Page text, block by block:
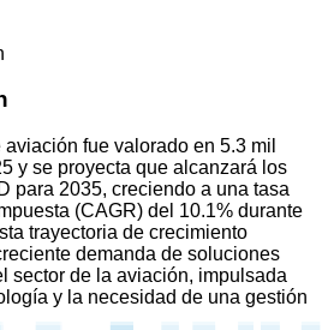
fue valorado en 5.3 mil
y se proyecta que alcanzará los
para 2035, creciendo a una tasa
(CAGR) del 10.1% durante
trayectoria de crecimiento
demanda de soluciones
sector de la aviación, impulsada
y la necesidad de una gestión